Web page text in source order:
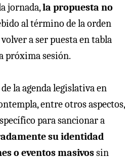
jornada,la propuesta no
al término de la orden
a ser puesta en tabla
próxima sesión.
la agenda legislativa en
entre otros aspectos,
para sancionar a
su identidad
o eventos masivossin